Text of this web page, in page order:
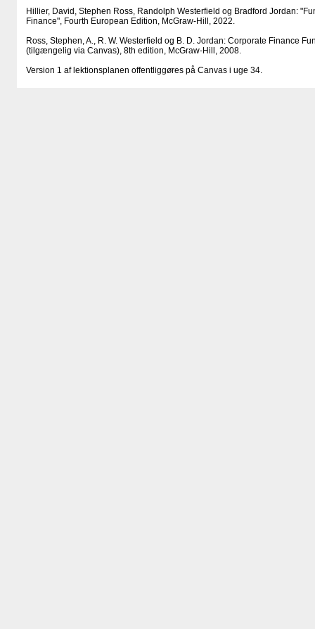
Hillier, David, Stephen Ross, Randolph Westerfield og Bradford Jordan:
Finance", Fourth European Edition, McGraw-Hill, 2022.
Ross, Stephen, A., R. W. Westerfield og B. D. Jordan: Corporate Finance
(tilgængelig via Canvas), 8th edition, McGraw-Hill, 2008.
Version 1 af lektionsplanen offentliggøres på Canvas i uge 34.